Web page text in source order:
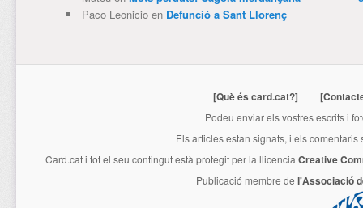
Paco Leonicioen Defunció a Sant Llorenç
[Què és card.cat?]
Podeu enviar els vostres escrits i
Els articles estan signats, i els
Card.cati tot el seu contingut està protegit per la llicencia Creative
Publicació membre de l'Associació